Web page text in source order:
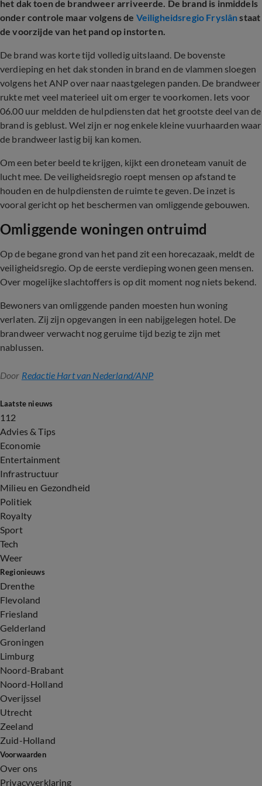
het dak toen de brandweer arriveerde. De brand is inmiddels
onder controle maar volgens de Veiligheidsregio Fryslânstaat
de voorzijde van het pand op instorten.
De brand was korte tijd volledig uitslaand. De bovenste
verdieping en het dak stonden in brand en de vlammen sloegen
volgens het ANP over naar naastgelegen panden. De brandweer
rukte met veel materieel uit om erger te voorkomen. Iets voor
06.00 uur meldden de hulpdiensten dat het grootste deel van de
brand is geblust. Wel zijn er nog enkele kleine vuurhaarden waar
de brandweer lastig bij kan komen.
Om een beter beeld te krijgen, kijkt een droneteam vanuit de
lucht mee. De veiligheidsregio roept mensen op afstand te
houden en de hulpdiensten de ruimte te geven. De inzet is
vooral gericht op het beschermen van omliggende gebouwen.
Omliggende woningen ontruimd
Op de begane grond van het pand zit een horecazaak, meldt de
veiligheidsregio. Op de eerste verdieping wonen geen mensen.
Over mogelijke slachtoffers is op dit moment nog niets bekend.
Bewoners van omliggende panden moesten hun woning
verlaten. Zij zijn opgevangen in een nabijgelegen hotel. De
brandweer verwacht nog geruime tijd bezig te zijn met
nablussen.
Door Redactie Hart van Nederland/ANP
Laatste nieuws
112
Advies & Tips
Economie
Entertainment
Infrastructuur
Milieu en Gezondheid
Politiek
Royalty
Sport
Tech
Weer
Regionieuws
Drenthe
Flevoland
Friesland
Gelderland
Groningen
Limburg
Noord-Brabant
Noord-Holland
Overijssel
Utrecht
Zeeland
Zuid-Holland
Voorwaarden
Over ons
Privacyverklaring